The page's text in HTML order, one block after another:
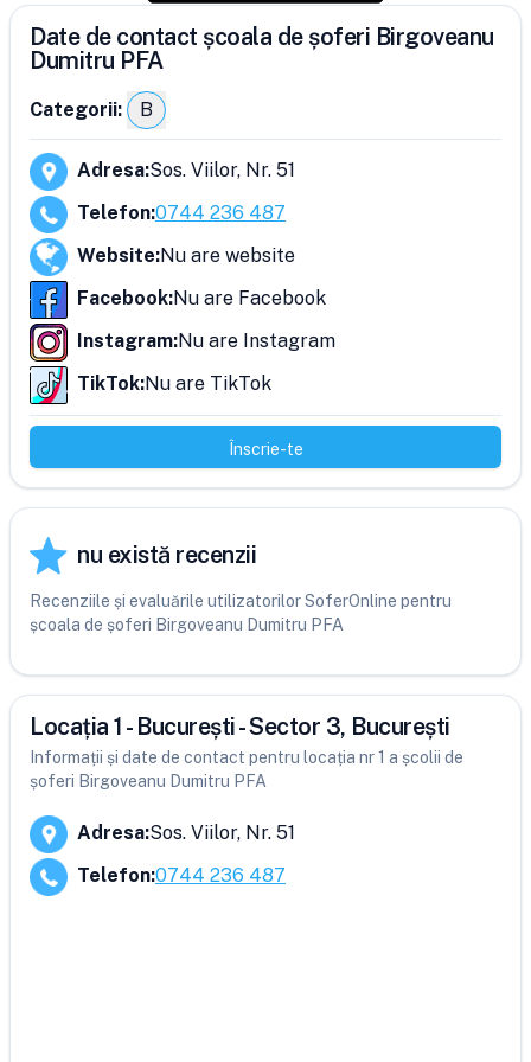
Date de contact școala de șoferi Birgoveanu
Dumitru PFA
Categorii: B
Adresa:Sos. Viilor, Nr. 51
Telefon:0744 236 487
Website:Nu are website
Facebook:Nu are Facebook
Instagram:Nu are Instagram
TikTok:Nu are TikTok
Înscrie-te
nu există recenzii
Recenziile și evaluările utilizatorilor SoferOnline pentru
școala de șoferi Birgoveanu Dumitru PFA
Locația 1 - București - Sector 3, București
Informații și date de contact pentru locația nr 1 a școlii de
șoferi Birgoveanu Dumitru PFA
Adresa:Sos. Viilor, Nr. 51
Telefon:0744 236 487